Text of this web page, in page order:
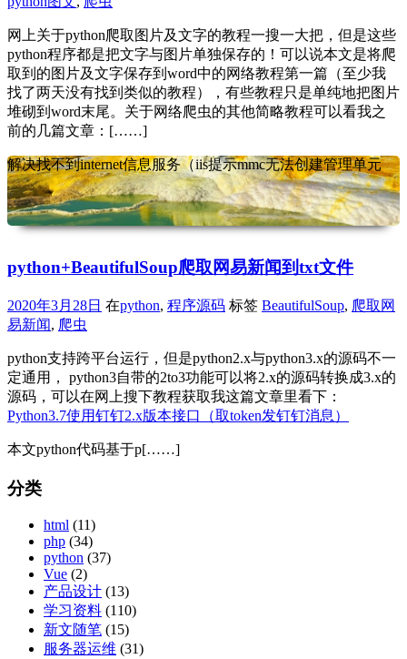
网上关于python爬取图片及文字的教程一搜一大把，但是这些
python程序都是把文字与图片单独保存的！可以说本文是将爬
取到的图片及文字保存到word中的网络教程第一篇（至少我
找了两天没有找到类似的教程），有些教程只是单纯地把图片
堆砌到word末尾。关于网络爬虫的其他简略教程可以看我之
前的几篇文章：[……]
解决找不到internet信息服务（iis提示mmc无法创建管理单元
python+BeautifulSoup爬取网易新闻到txt文件
2020年3月28日 在python, 程序源码 标签 BeautifulSoup, 爬取网
易新闻, 爬虫
python支持跨平台运行，但是python2.x与python3.x的源码不一
定通用， python3自带的2to3功能可以将2.x的源码转换成3.x的
源码，可以在网上搜下教程获取我这篇文章里看下：
Python3.7使用钉钉2.x版本接口（取token发钉钉消息）
本文python代码基于p[……]
分类
html (11)
php (34)
python (37)
Vue (2)
产品设计 (13)
学习资料 (110)
新文随笔 (15)
服务器运维 (31)